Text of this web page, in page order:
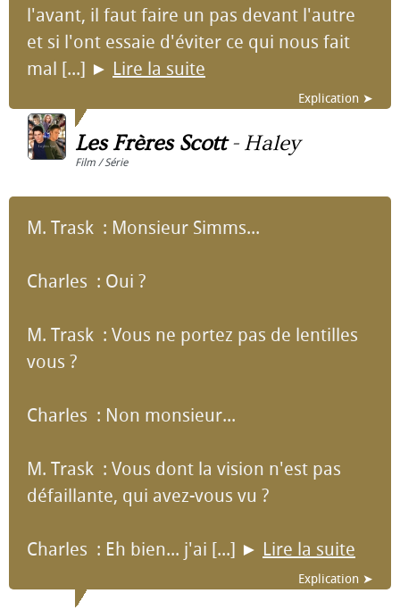
l'avant, il faut faire un pas devant l'autre
et si l'ont essaie d'éviter ce qui nous fait
mal [...] ► Lire la suite
Explication ➤
Les Frères Scott- Haley
Film / Série
M. Trask : Monsieur Simms...
Charles : Oui ?
M. Trask : Vous ne portez pas de lentilles
vous ?
Charles : Non monsieur...
M. Trask : Vous dont la vision n'est pas
défaillante, qui avez-vous vu ?
Charles : Eh bien... j'ai [...] ► Lire la suite
Explication ➤